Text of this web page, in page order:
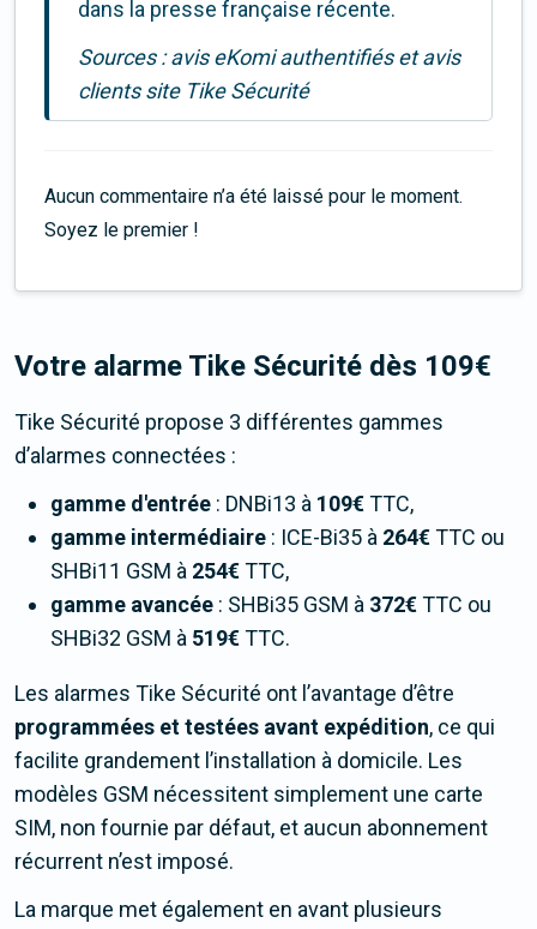
dans la presse française récente.
Sources : avis eKomi authentifiés et avis
clients site Tike Sécurité
Aucun commentaire n’a été laissé pour le moment.
Soyez le premier !
Votre alarme Tike Sécurité dès 109€
Tike Sécurité propose 3 différentes gammes
d’alarmes connectées :
gamme d'entrée : DNBi13 à 109€TTC,
gamme intermédiaire : ICE-Bi35 à 264€TTC ou
SHBi11 GSM à 254€TTC,
gamme avancée : SHBi35 GSM à 372€TTC ou
SHBi32 GSM à 519€TTC.
Les alarmes Tike Sécurité ont l’avantage d’être
programmées et testées avant expédition, ce qui
facilite grandement l’installation à domicile. Les
modèles GSM nécessitent simplement une carte
SIM, non fournie par défaut, et aucun abonnement
récurrent n’est imposé.
La marque met également en avant plusieurs